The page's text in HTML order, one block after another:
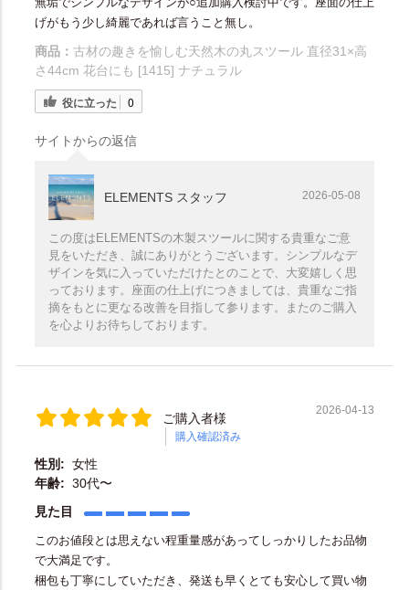
げがもう少し綺麗であれば言うこと無し。
商品： 古材の趣きを愉しむ天然木の丸スツール 直径31×高
さ44cm 花台にも [1415] ナチュラル
役に立った 0
サイトからの返信
ELEMENTS スタッフ 2026-05-08
この度はELEMENTSの木製スツールに関する貴重なご意
見をいただき、誠にありがとうございます。シンプルなデ
ザインを気に入っていただけたとのことで、大変嬉しく思
っております。座面の仕上げにつきましては、貴重なご指
摘をもとに更なる改善を目指して参ります。またのご購入
を心よりお待ちしております。
ご購入者様
購入確認済み
2026-04-13
性別: 女性
年齢: 30代〜
見た目
このお値段とは思えない程重量感があってしっかりしたお品物
で大満足です。
梱包も丁寧にしていただき、発送も早くとても安心して買い物